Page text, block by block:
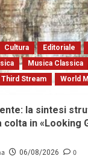
Cultura Editoriale
Musica Classica
Third Stream World
la sintesi
in «Looking
06/08/2026 0